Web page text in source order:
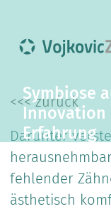
Symbiose
Innovation
Erfahrung
<<< zurück
Darunter
fehlender
ästhetisch